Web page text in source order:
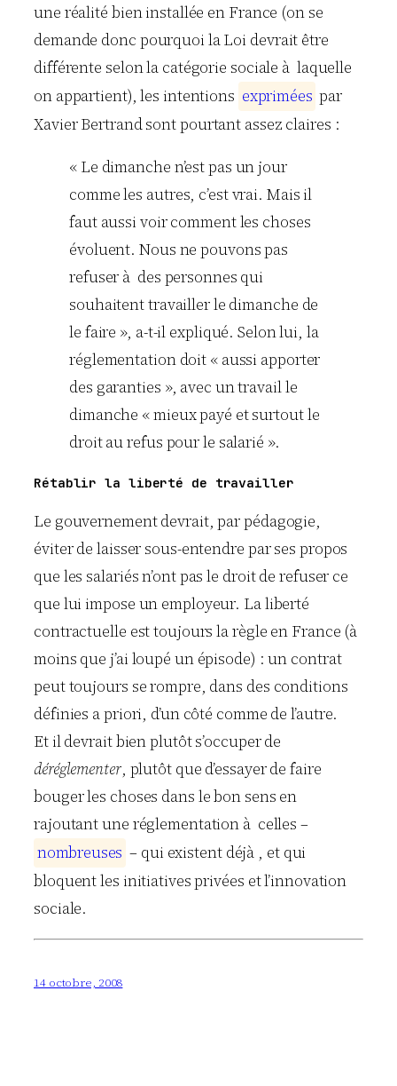
une réalité bien installée en France (on se
demande donc pourquoi la Loi devrait être
différente selon la catégorie sociale à laquelle
on appartient), les intentions exprimées par
XavierBertrandsont pourtant assez claires :
« Le dimanche n’est pas un jour
comme les autres, c’est vrai. Mais il
faut aussi voir comment les choses
évoluent. Nous ne pouvons pas
refuser à des personnes qui
souhaitent travailler le dimanche de
le faire », a-t-il expliqué. Selon lui, la
réglementation doit « aussi apporter
des garanties », avec un travail le
dimanche « mieux payé et surtout le
droit au refus pour le salarié ».
Rétablir la liberté de travailler
Le gouvernement devrait, par pédagogie,
éviter de laisser sous-entendre par ses propos
que les salariés n’ont pas le droit de refuser ce
que lui impose un employeur. La liberté
contractuelle est toujours la règle en France (à
moins que j’ai loupé un épisode) : un contrat
peut toujours se rompre, dans des conditions
définies a priori, d’un côté comme de l’autre.
Et il devrait bien plutôt s’occuper de
déréglementer, plutôt que d’essayer de faire
bouger les choses dans le bon sens en
rajoutant une réglementation à celles –
nombreuses – qui existent déjà , et qui
bloquent les initiatives privées et l’innovation
sociale.
14 octobre, 2008